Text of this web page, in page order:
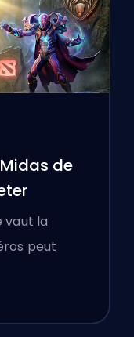
de
vaut la
peut